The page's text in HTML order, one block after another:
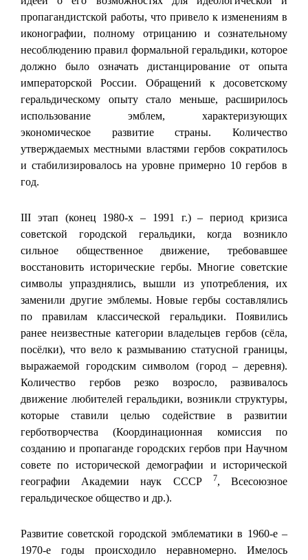
пропагандистской работы, что привело к изменениям в
иконографии, полному отрицанию и сознательному
несоблюдению правил формальной геральдики, которое
должно было означать дистанцирование от опыта
императорской России. Обращений к досоветскому
геральдическому опыту стало меньше, расширилось
использование эмблем, характеризующих
экономическое развитие страны. Количество
утверждаемых местными властями гербов сократилось
и стабилизировалось на уровне примерно 10 гербов в
год.
III этап (конец 1980-х – 1991 г.) – период кризиса
советской городской геральдики, когда возникло
сильное общественное движение, требовавшее
восстановить исторические гербы. Многие советские
символы упразднялись, вышли из употребления, их
заменили другие эмблемы. Новые гербы составлялись
по правилам классической геральдики. Появились
ранее неизвестные категории владельцев гербов (сёла,
посёлки), что вело к размыванию статусной границы,
выражаемой городским символом (город – деревня).
Количество гербов резко возросло, развивалось
движение любителей геральдики, возникли структуры,
которые ставили целью содействие в развитии
герботворчества (Координационная комиссия по
созданию и пропаганде городских гербов при Научном
совете по исторической демографии и исторической
географии Академии наук СССР
7, Всесоюзное
геральдическое общество и др.).
Развитие советской городской эмблематики в 1960-е –
1970-е годы происходило неравномерно. Имелось